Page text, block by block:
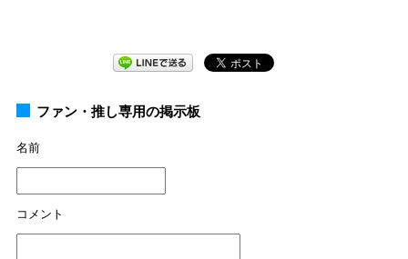
ファン・推し専用の掲示板
名前
コメント